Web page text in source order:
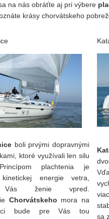
na nás obráťte aj pri výbere
krásy chorvátskeho
boli prvými dopravnými
ktoré využívali len silu
plachtenia je
energie vetra,
ženie vpred.
Chorvátskeho mora na
bude pre Vás tou
sa